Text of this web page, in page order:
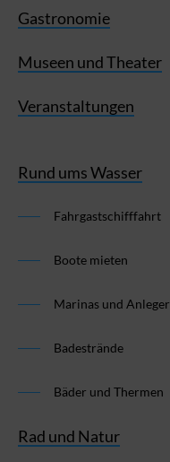
Gastronomie
Museen und Theater
Veranstaltungen
Rund ums Wasser
Fahrgastschifffahrt
Boote mieten
Marinas und Anleger
Badestrände
Bäder und Thermen
Rad und Natur